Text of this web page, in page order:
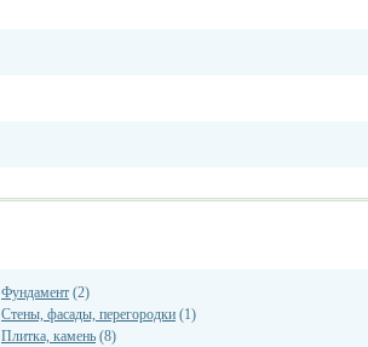
Фундамент (2)
Стены, фасады, перегородки (1)
Плитка, камень (8)